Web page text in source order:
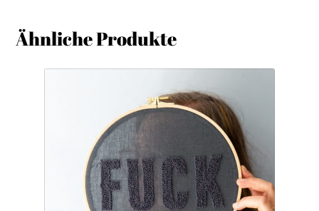
Ähnliche Produkte